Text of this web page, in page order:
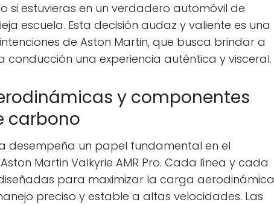
si estuvieras en un verdadero automóvil de
escuela. Esta decisión audaz y valiente es una
de Aston Martin, que busca brindar a
conducción una experiencia auténtica y visceral.
y componentes
carbono
desempeña un papel fundamental en el
Martin Valkyrie AMR Pro. Cada línea y cada
para maximizar la carga aerodinámica
preciso y estable a altas velocidades. Las